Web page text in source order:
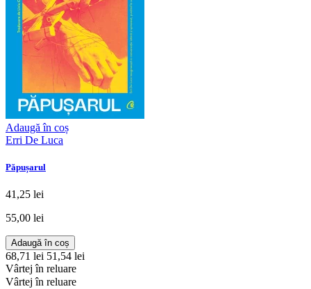
Adaugă în coș
Erri De Luca
Păpușarul
41,25 lei
55,00 lei
Adaugă în coș
68,71 lei 51,54 lei
Vârtej în reluare
Vârtej în reluare